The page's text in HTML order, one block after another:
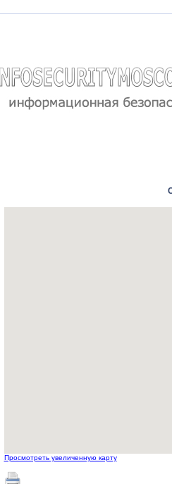
Просмотреть увеличенную карту